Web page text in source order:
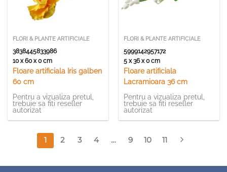
FLORI & PLANTE ARTIFICIALE
3838445833986
10 x 60 x 0 cm
Floare artificiala Iris galben
60 cm
Pentru a vizualiza pretul,
trebuie sa fiti reseller
autorizat
FLORI & PLANTE ARTIFICIALE
5999142957172
5 x 36 x 0 cm
Floare artificiala
Lacramioara 36 cm
Pentru a vizualiza pretul,
trebuie sa fiti reseller
autorizat
1 2 3 4 … 9 10 11